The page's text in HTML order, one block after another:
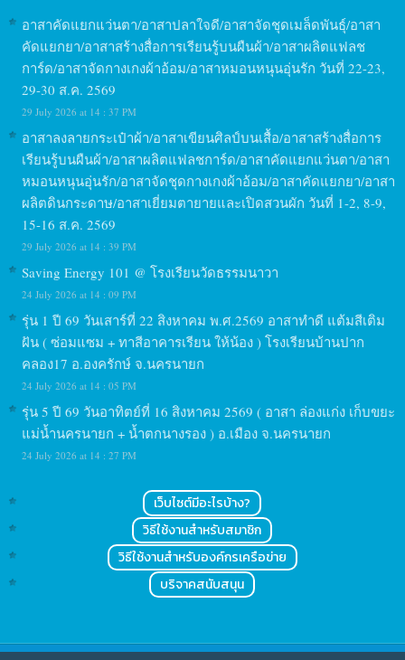
อาสาคัดแยกแว่นตา/อาสาปลาใจดี/อาสาจัดชุดเมล็ดพันธุ์/อาสา
คัดแยกยา/อาสาสร้างสื่อการเรียนรู้บนผืนผ้า/อาสาผลิตแฟลช
การ์ด/อาสาจัดกางเกงผ้าอ้อม/อาสาหมอนหนุนอุ่นรัก วันที่ 22-23,
29-30 ส.ค. 2569
29 July 2026 at 14 : 37 PM
อาสาลงลายกระเป๋าผ้า/อาสาเขียนศิลป์บนเสื้อ/อาสาสร้างสื่อการ
เรียนรู้บนผืนผ้า/อาสาผลิตแฟลชการ์ด/อาสาคัดแยกแว่นตา/อาสา
หมอนหนุนอุ่นรัก/อาสาจัดชุดกางเกงผ้าอ้อม/อาสาคัดแยกยา/อาสา
ผลิตดินกระดาษ/อาสาเยี่ยมตายายและเปิดสวนผัก วันที่ 1-2, 8-9,
15-16 ส.ค. 2569
29 July 2026 at 14 : 39 PM
Saving Energy 101 @ โรงเรียนวัดธรรมนาวา
24 July 2026 at 14 : 09 PM
รุ่น 1 ปี 69 วันเสาร์ที่ 22 สิงหาคม พ.ศ.2569 อาสาทำดี แต้มสีเติม
ฝัน ( ซ่อมแซม + ทาสีอาคารเรียน ให้น้อง ) โรงเรียนบ้านปาก
คลอง17 อ.องครักษ์ จ.นครนายก
24 July 2026 at 14 : 05 PM
รุ่น 5 ปี 69 วันอาทิตย์ที่ 16 สิงหาคม 2569 ( อาสา ล่องแก่ง เก็บขยะ
แม่น้ำนครนายก + น้ำตกนางรอง ) อ.เมือง จ.นครนายก
24 July 2026 at 14 : 27 PM
เว็บไซต์มีอะไรบ้าง?
วิธีใช้งานสำหรับสมาชิก
วิธีใช้งานสำหรับองค์กรเครือข่าย
บริจาคสนับสนุน